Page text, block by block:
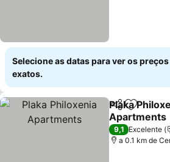
Selecione as datas para ver os preços
exatos.
Partilhar
Plaka
Apartments
9,1 Excelente
a 0.1 km de